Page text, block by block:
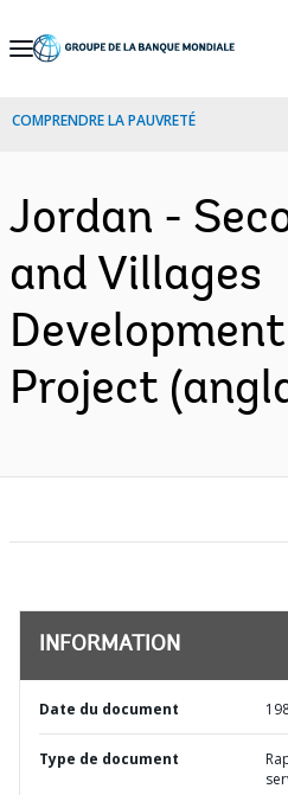
Skip
Navigation
COMPRENDRE LA PAUVRETÉ
Jordan -
and Villages
Project
INFORMATION
Date du document
Type de document